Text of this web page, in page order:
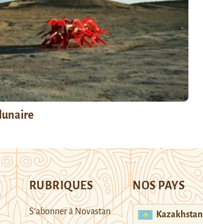
RUBRIQUES
S’abonner à Novastan
NOS PAYS
Kazakhstan